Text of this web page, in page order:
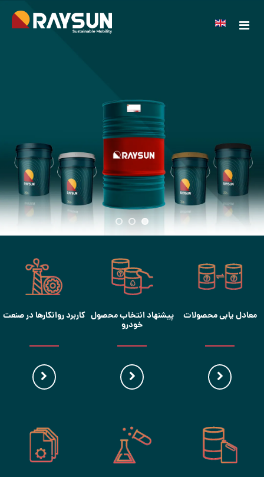
معادل یابی محصولات پیشنهاد انتخاب محصول
خودرو
کاربرد روانکارها در صنعت